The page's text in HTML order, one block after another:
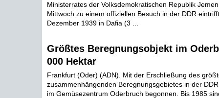
Ministerrates der Volksdemokratischen Republik
Mittwoch zu einem offiziellen Besuch in der DDR
Dezember 1939 in Dafia (3 ...
Größtes Beregnungsobjekt im
000 Hektar
Frankfurt (Oder) (ADN). Mit der Erschließung des
zusammenhängenden Beregnungsgebietes in der
im Gemüsezentrum Oderbruch begonnen. Bis 1985